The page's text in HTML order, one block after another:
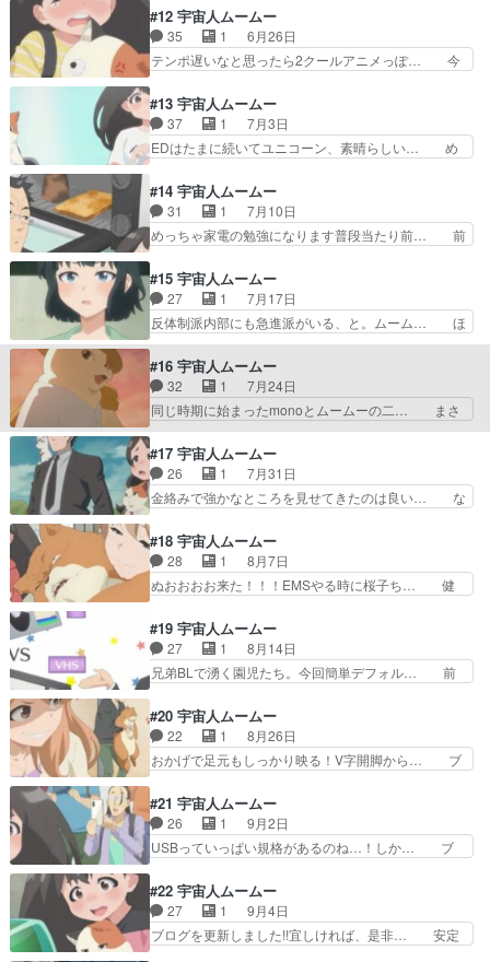
解説する鮫洲wwwこいつは… ここ数話で急にム
ームーがクソボケカスって… 鮫洲さんはなんであ
んなにアキヒロに執着す…
粉症つらいですよねそんな空気清浄機で楽…
JAXAのまわしものだったマイナスイオン… ）＆
バトル有りでビックリ。ただ総理周辺の… 急に生
命の危機を感じる話で凄いな。ムーム… ついに過
スになったことでハラスメントが… 急進派が地球
を攻めてきた～。ムームーって… 今までの穏やか
な雰囲気から急進派の奴が地…
#12 宇宙人ムームー
35 1
6月26日
テンポ遅いなと思ったら2クールアニメっぽ… 今
わらず踝も影の付き方も細かく丁寧で見… サマー
セーターはダメになったけどちゃんと… ムームー
をノックアウト面白かった（漫画で… サマーセー
ター剥ぎ取られてナイスバディな… 桜子､学校辞
いましたサブタイ通り全員「… またハラスメント
やってる...。ハラスメ… 急進派の襲撃後とエレベ
ーターに閉じ込めら…
#13 宇宙人ムームー
37 1
7月3日
EDはたまに続いてユニコーン、素晴らしい… め
祭楽しめてよかったね！さくらこ実家の… やっぱ
全体的に懐かしい感じのアニメEDめ… アニメオ
リジナルで、「おっ」ってなった（… 新OPはガ
ラっと変えて来たなぁ声は好きだ… 2025春アニ
るとストーカーされるのか… 大学の文化祭のミス
コンに、桜子も参加する… っつーか2クールだっ
たんか。ちょっと雰囲…
#14 宇宙人ムームー
31 1
7月10日
めっちゃ家電の勉強になります普段当たり前… 前
ア言うなｗシェパードの顔悪ｗオーブン… 母星が
滅亡したネコ型宇宙人が 文明復興の… しかも、
ためになるハナシだった。この回は… 今回は家電
とお年寄りの話だったんだけど、… 2クール目に
戻してきた。穴守もこうい… シベリアは人類は存
続すべきか判断する役割… 前半､GPSの仕組みを
知ろう！いっちに､…
#15 宇宙人ムームー
27 1
7月17日
反体制派内部にも急進派がいる、と。ムーム… ほ
んとおもしろいな、このアニメ。Aパート… 続い
ていて「ふふっ」ってなった。天空橋の… 学生運
動はじまった。熱中症で人が運ばれた… 人類がギ
リで制御できる爆弾だと思え。安物… Aパートは
笑ゥせぇるすまんのパロディが面… 授業中の大学
や扇風機etc･･･！これ… ムームーも基本はいつも
通りだったけど、と… 先週土曜から今週金曜まで
で一番面白かった…
#16 宇宙人ムームー
32 1
7月24日
同じ時期に始まったmonoとムームーの二… まさ
か探偵に続いて1週間に2度もポケモン… 桜子ち
ゃんにあんなこと言われたら自分なら… ポケGO
とかドラクエウォークとか流行りは… 今回は桜子
ちゃんとムームーお当番回だね天… 位置情報ゲー
ムはボクもハマりがちなので教… 猫繋がりのAB
ンみたいｗ桜子、そんな… 最後の寅さんワロタ。
確かに「さくら」だし… 位置情報探索ゲームにハ
マる桜子ちゃんかわ…
#17 宇宙人ムームー
26 1
7月31日
金絡みで強かなところを見せてきたのは良い… な
の公園で泥酔OLが無明逆流れ3人共似… 桜子のお
隣さんである北品川の登場、家電の… 冷蔵庫って
進化してんだな。生活に余裕がな… 最高酒クズ女
が出てきたと思ったら一瞬で出… 後半はまさかの
るのに必死wちゃんと話が… 夜の公園で缶ビール
片手にジョ◯゛ョ立ちし… 桜子さんの成長が恐ろ
しくて面白かったです…
#18 宇宙人ムームー
28 1
8月7日
ぬおおおお来た！！！EMSやる時に桜子ち… 健
EMS筋トレマシンの原理解説、医療・治療… ア
ルミ缶だと思って思い切り踏んづけたらス…
EMSってアブトロニックのことか。桜子さ… 前
回の緊迫感はどこへやら（汗）。彼女が出… モブ
ううまい話が転がっている訳もなく…… 桜子がム
ームーのこと甘やかしすぎなのは今… 桜子は頭が
オカシイな六郷の彼女はサイコパ…
#19 宇宙人ムームー
27 1
8月14日
兄弟BLで湧く園児たち。今回簡単デフォル… 前
橋の少年時代をあやひーが演じていて、… 竹は縦
に切るのはナタでいけるだろうけど横… いやー、
神回だったな今回。Aパートのウザ… ストローベ
イルとはまたマニアックな。Hi… 前半､昔話を園
との大人気ない言い争いが… サブタイの元ネタ
ぁ！！オチは想像できたけ… 今回は天空橋部長の
お当番回なのかな今まで…
#20 宇宙人ムームー
22 1
8月26日
おかげで足元もしっかり映る！V字開脚から… ブ
とうんこの話を真剣にしててよかった… ムームー
たちは光合成しているから排泄はし… いつもエン
ディングはカットされてしまうの… タンクレスト
イレってそういう仕組だったの… どちらも人のデ
で終わったし。しかし薄暗… この作品のたち汚れ
役を担いすぎだろｗウ◯… 親父ギャグは意味不明
だけどw安全の確保さ…
#21 宇宙人ムームー
26 1
9月2日
USBっていっぱい規格があるのね…！しか… ブ
出る前の混沌とした端子たち、あっ… 俺もＵＳＢ
は3.0から付いていけない最近… USB-Aの装着す
る時の感じが合体感あっ… どんどん面白くなるな
あ天空橋と園子の関係… 演出になっていました
#22 宇宙人ムームー
27 1
9月4日
ブログを更新しました!!宜しければ、是非… 安定